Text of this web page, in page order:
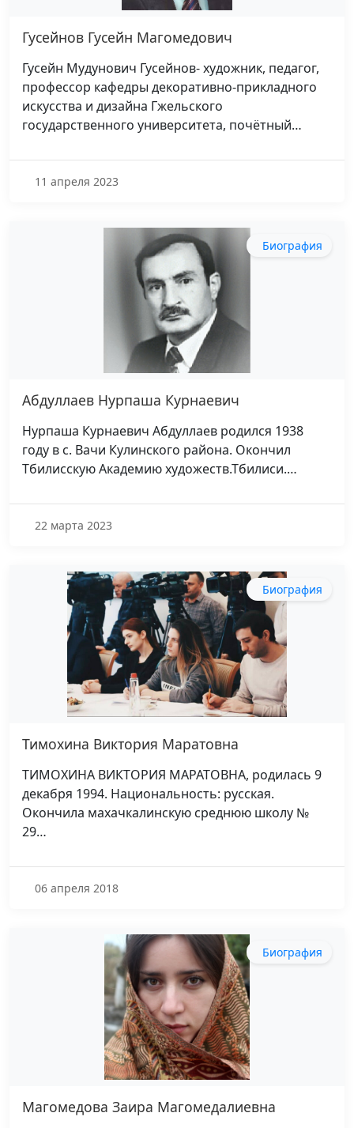
Гусейнов Гусейн Магомедович
Гусейн Мудунович Гусейнов- художник, педагог,
профессор кафедры декоративно-прикладного
искусства и дизайна Гжельского
государственного университета, почётный…
11 апреля 2023
Биография
Абдуллаев Нурпаша Курнаевич
Нурпаша Курнаевич Абдуллаев родился 1938
году в с. Вачи Кулинского района. Окончил
Тбилисскую Академию художеств.Тбилиси.…
22 марта 2023
Биография
Тимохина Виктория Маратовна
ТИМОХИНА ВИКТОРИЯ МАРАТОВНА, родилась 9
декабря 1994. Национальность: русская.
Окончила махачкалинскую среднюю школу №
29…
06 апреля 2018
Биография
Магомедова Заира Магомедалиевна